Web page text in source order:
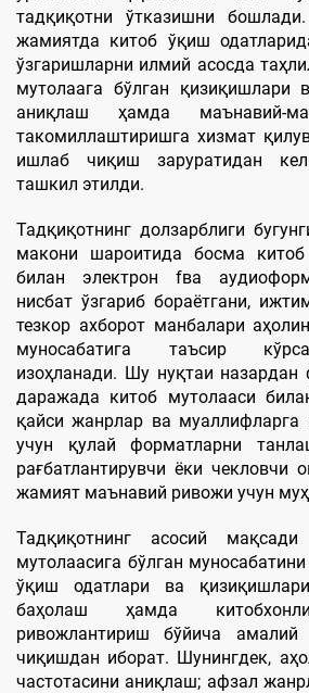
тадқиқотни ўтказишни
жамиятда китоб ўқиш
ўзгаришларни илмий асосда
мутолаага бўлган қизиқишлари
аниқлаш ҳамда маънавий-
такомиллаштиришга хизмат
ишлаб чиқиш заруратидан
ташкил этилди.
Тадқиқотнинг долзарблиги
макони шароитида босма
билан электрон fва
нисбат ўзгариб бораётгани,
тезкор ахборот манбалари
муносабатига таъсир
изоҳланади. Шу нуқтаи назардан
даражада китоб мутолааси
қайси жанрлар ва муаллифларга
учун қулай форматларни
рағбатлантирувчи ёки чекловчи
жамият маънавий ривожи учун
Тадқиқотнинг асосий
мутолаасига бўлган
ўқиш одатлари ва
баҳолаш ҳамда
ривожлантириш бўйича
чиқишдан иборат. Шунингдек,
частотасини аниқлаш; афзал